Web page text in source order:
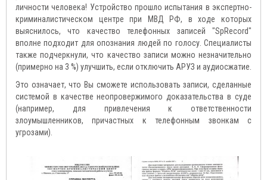
личности человека! Устройство прошло испытания в экспертно-
криминалистическом центре при МВД РФ, в ходе которых
выяснилось, что качество телефонных записей "SpRecord"
вполне подходит для опознания людей по голосу. Специалисты
также подчеркнули, что качество записи можно незначительно
(примерно на 3 %) улучшить, если отключить АРУЗ и аудиосжатие.
Это означает, что Вы сможете использовать записи, сделанные
системой в качестве неопровержимого доказательства в суде
(например, для привлечения к ответственности
злоумышленников, причастных к телефонным звонкам с
угрозами).